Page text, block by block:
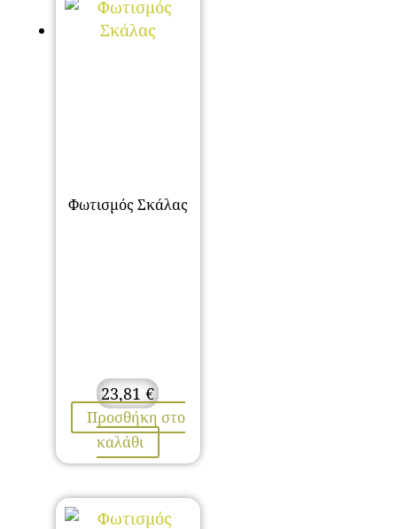
Φωτισμός Σκάλας
23,81€
Προσθήκη στο
καλάθι